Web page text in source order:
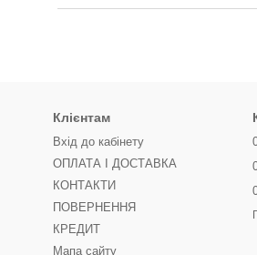
Клієнтам
Вхід до кабінету
ОПЛАТА І ДОСТАВКА
КОНТАКТИ
ПОВЕРНЕННЯ
КРЕДИТ
Мапа сайту